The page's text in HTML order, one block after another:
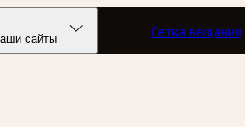
сайты Сетка вещания
музыки «Орфей» Подкасты